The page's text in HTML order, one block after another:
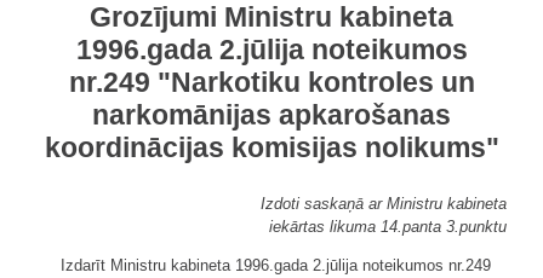
Grozījumi Ministru kabineta
1996.gada 2.jūlija noteikumos
nr.249 "Narkotiku kontroles un
narkomānijas apkarošanas
koordinācijas komisijas nolikums"
Izdoti saskaņā ar Ministru kabineta
iekārtas likuma 14.panta 3.punktu
Izdarīt Ministru kabineta 1996.gada 2.jūlija noteikumos nr.249